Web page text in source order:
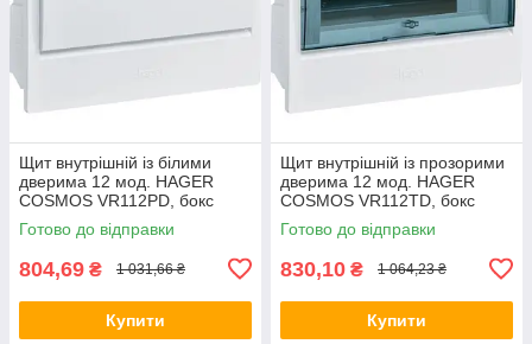
Щит внутрішній із білими
дверима 12 мод. HAGER
COSMOS VR112PD, бокс
Хагер, шафа КОСМОС
розподільний
Готово до відправки
804,69 ₴ 1 031,66 ₴
Купити
Щит внутрішній із прозорими
дверима 12 мод. HAGER
COSMOS VR112TD, бокс
Хагер, шафа КОСМОС
розподільний
Готово до відправки
830,10 ₴ 1 064,23 ₴
Купити